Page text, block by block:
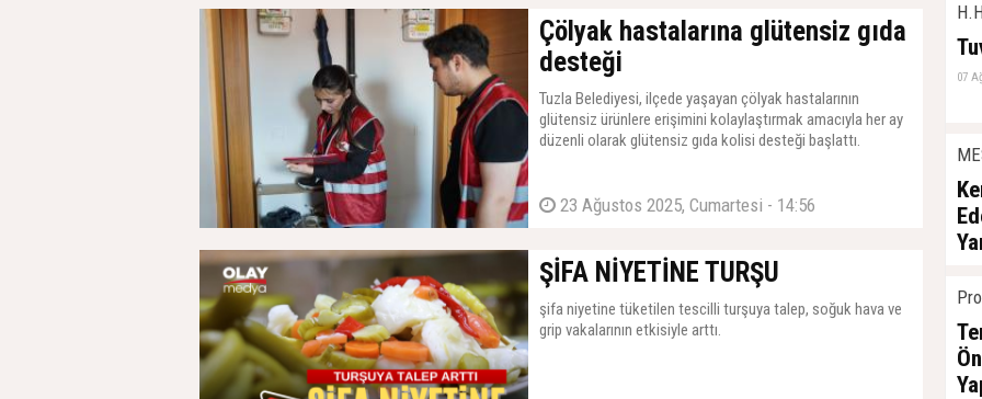
Çölyak hastalarına glütensiz gıda
desteği
Tuzla Belediyesi, ilçede yaşayan çölyak hastalarının
glütensiz ürünlere erişimini kolaylaştırmak amacıyla her ay
düzenli olarak glütensiz gıda kolisi desteği başlattı.
23 Ağustos 2025, Cumartesi - 14:56
ŞİFA NİYETİNE TURŞU
şifa niyetine tüketilen tescilli turşuya talep, soğuk hava ve
grip vakalarının etkisiyle arttı.
07